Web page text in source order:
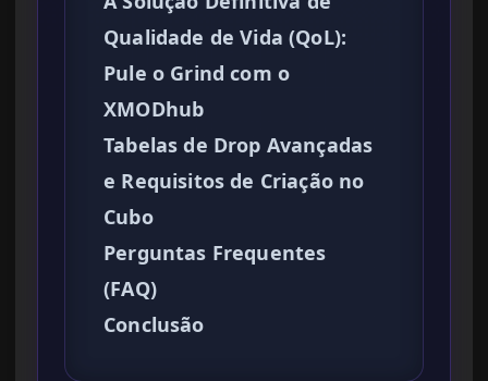
Qualidade de Vida (QoL):
Pule o Grind com o
XMODhub
Tabelas de Drop Avançadas
e Requisitos de Criação no
Cubo
Perguntas Frequentes
(FAQ)
Conclusão